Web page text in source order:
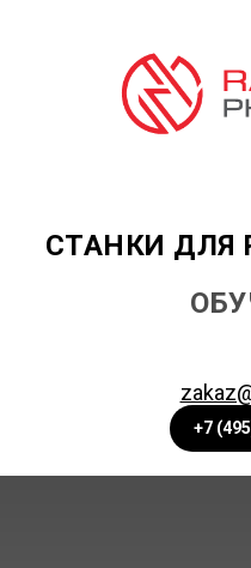
СТАНКИ ДЛЯ
+7